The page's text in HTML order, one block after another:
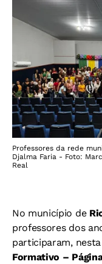
Professores da rede
Djalma Faria - Foto:
Real
No município de
professores dos
participaram,
Formativo –